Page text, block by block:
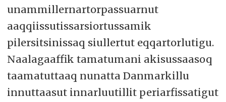
unammillernartorpassuarnut
aaqqiissutissarsiortussamik
pilersitsinissaq siullertut eqqartorlutigu.
Naalagaaffik tamatumani akisussaasoq
taamatuttaaq nunatta Danmarkillu
innuttaasut innarluutillit periarfissatigut